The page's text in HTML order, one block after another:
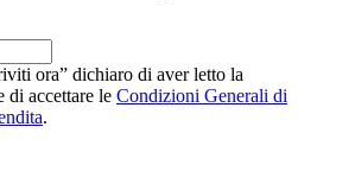
ora” dichiaro di aver letto la
di accettare le Condizioni Generali di
.